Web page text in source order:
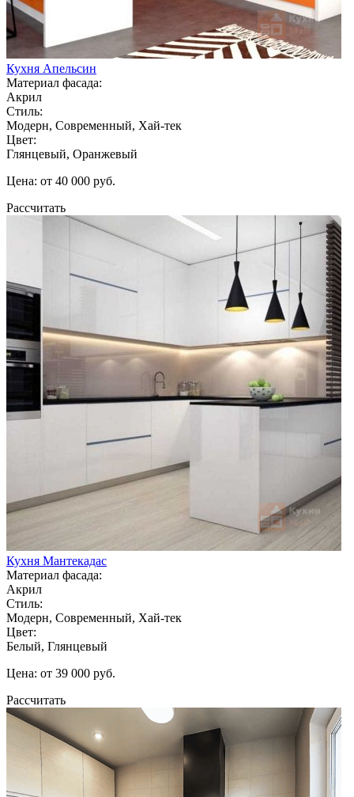
Кухня Апельсин
Материал фасада:
Акрил
Стиль:
Модерн, Современный, Хай-тек
Цвет:
Глянцевый, Оранжевый
Цена: от 40 000 руб.
Рассчитать
Кухня Мантекадас
Материал фасада:
Акрил
Стиль:
Модерн, Современный, Хай-тек
Цвет:
Белый, Глянцевый
Цена: от 39 000 руб.
Рассчитать